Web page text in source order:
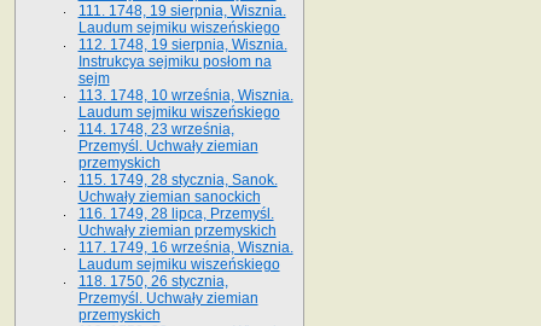
111. 1748, 19 sierpnia, Wisznia.
Laudum sejmiku wiszeńskiego
112. 1748, 19 sierpnia, Wisznia.
Instrukcya sejmiku posłom na
sejm
113. 1748, 10 września, Wisznia.
Laudum sejmiku wiszeńskiego
114. 1748, 23 września,
Przemyśl. Uchwały ziemian
przemyskich
115. 1749, 28 stycznia, Sanok.
Uchwały ziemian sanockich
116. 1749, 28 lipca, Przemyśl.
Uchwały ziemian przemyskich
117. 1749, 16 września, Wisznia.
Laudum sejmiku wiszeńskiego
118. 1750, 26 stycznia,
Przemyśl. Uchwały ziemian
przemyskich